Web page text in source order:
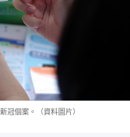
冠個案。（資料圖片）